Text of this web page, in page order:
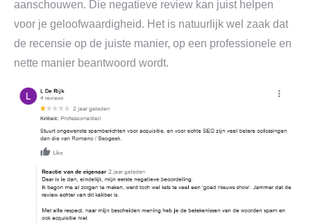
aanschouwen. Die negatieve review kan juist helpen
voor je geloofwaardigheid. Het is natuurlijk wel zaak dat
de recensie op de juiste manier, op een professionele en
nette manier beantwoord wordt.